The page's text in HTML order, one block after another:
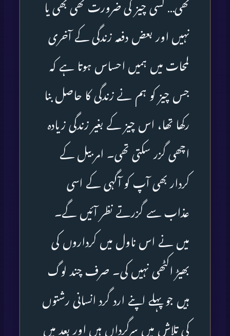
تھی… کسی چیز کی ضرورت تھی بھی یا
نہیں اور بعض دفعہ زندگی کے آخری
لمحات میں ہمیں احساس ہوتا ہے کہ
جس چیز کو ہم نے زندگی کا حاصل بنا
رکھا تھا، اس چیز کے بغیر زندگی زیادہ
اچھی گزر سکتی تھی۔ امربیل کے
کردار بھی آپ کو آگہی کے اسی
عذاب سے گزرتے نظر آئیں گے۔
میں نے اس ناول میں کرداروں کی
بھیڑ اکٹھی نہیں کی۔ صرف چند لوگ
ہیں جو پہلے اپنے ارد گرد انسانی رشتوں
کی تلاش میں سرگرداں ہیں اور بعد میں